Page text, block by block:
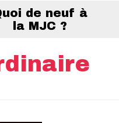
de neuf à
la MJC ?